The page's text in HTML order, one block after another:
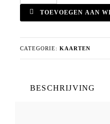
No.11
TOEVOEGEN AAN
CATEGORIE: KAARTEN
BESCHRIJVING